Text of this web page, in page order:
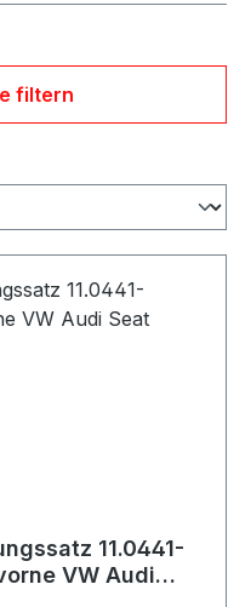
filtern
11.0441-
VW Audi